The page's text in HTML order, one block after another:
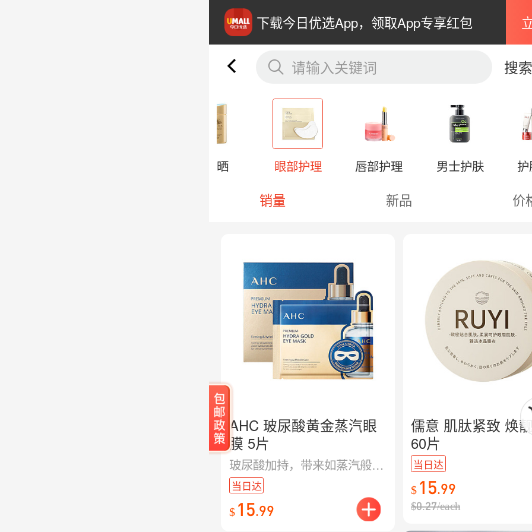
下载今日优选App，领取App专享红包
请输入关键词 搜索
防晒 眼部护理 唇部护理 男士护肤
销量 新品 价
AHC 玻尿酸黄金蒸汽眼
膜 5片
玻尿酸加持，带来如蒸汽般的轻柔舒缓体验，快速补水抚平干纹，释放明亮神采，长时间用眼也能拥有清新眼周。
当日达
$ 15.99
儒意 肌肽紧致 焕
60片
当日达
$ 15.99
$0.27/each